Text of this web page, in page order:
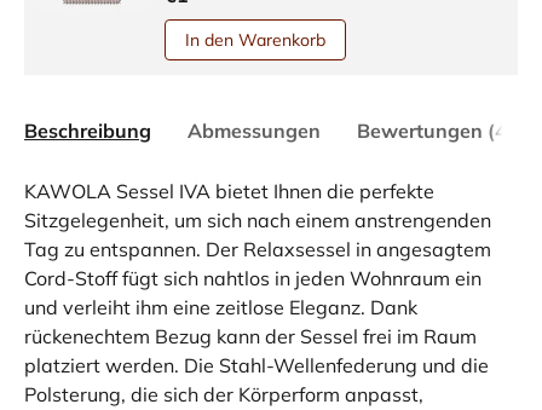
In den Warenkorb
Beschreibung Abmessungen Bewertungen (4)
KAWOLA Sessel IVA bietet Ihnen die perfekte
Sitzgelegenheit, um sich nach einem anstrengenden
Tag zu entspannen. Der Relaxsessel in angesagtem
Cord-Stoff fügt sich nahtlos in jeden Wohnraum ein
und verleiht ihm eine zeitlose Eleganz. Dank
rückenechtem Bezug kann der Sessel frei im Raum
platziert werden. Die Stahl-Wellenfederung und die
Polsterung, die sich der Körperform anpasst,